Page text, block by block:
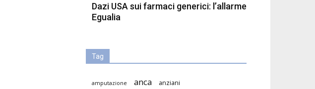
Dazi USA sui farmaci generici: l’allarme
Egualia
Tag
amputazione anca anziani